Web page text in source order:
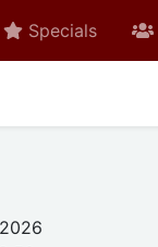
Specials